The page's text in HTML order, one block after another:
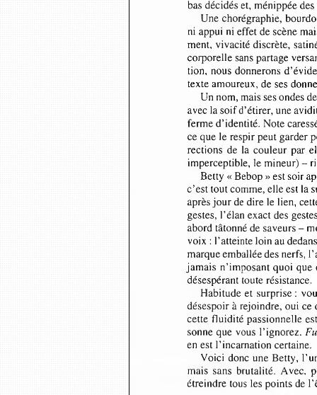
bas décidés et, ménippée
Une chorégraphie,
ni appui ni effet de scène
ment, vivacité discrète,
corporelle sans partage
tion,  nous donnerons
texte amoureux, de ses
Un nom, mais ses ondes
avec la soif d’étirer, une
ferme d’identité. Note
ce que le respir peut
rections  de  la  couleur par
imperceptible, le mineur) -
Betty « Bebop » est soir
c’est tout comme, elle est
après jour de dire le lien,
gestes, l’élan exact des
abord tâtonné de saveurs -
voix : l’atteinte loin au
marque emballée des
jamais  n’imposant quoi
désespérant toute résistance.
Habitude et  surprise :
désespoir à rejoindre, oui
cette fluidité passionnelle
sonne que vous l’ignorez.
en est l’incarnation certaine.
Voici  donc une Betty,
mais  sans  brutalité.  Avec,
étreindre tous les points de